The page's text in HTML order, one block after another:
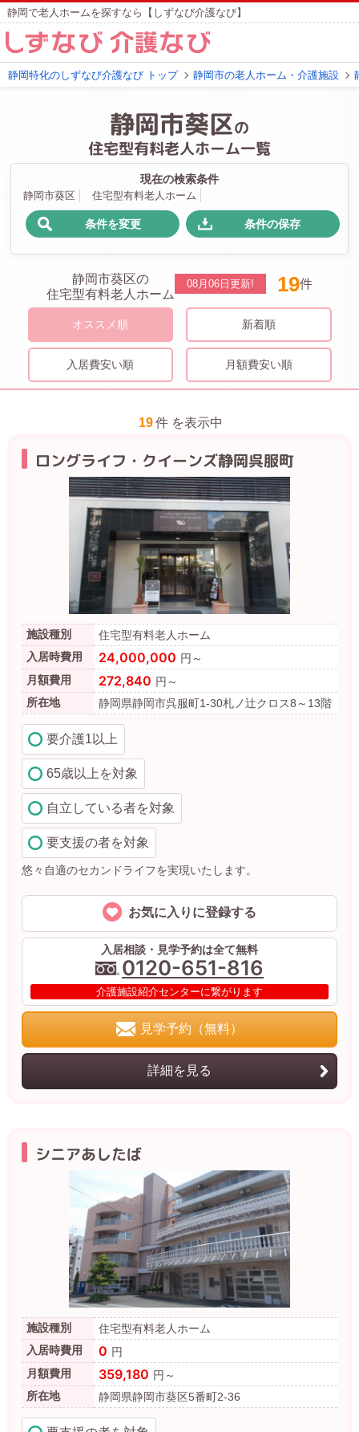
静岡で老人ホームを探すなら【しずなび介護なび】
静岡特化のしずなび介護なび トップ 静岡市の老人ホーム・介護施設
静岡市葵区の
住宅型有料老人ホーム一覧
現在の検索条件
静岡市葵区 住宅型有料老人ホーム
条件を変更 条件の保存
静岡市葵区の
住宅型有料老人ホーム
08月06日 更新! 19件
オススメ順 新着順
入居費安い順 月額費安い順
19件 を表示中
ロングライフ・クイーンズ静岡呉服町
悠々自適のセカンドライフを実現いたします。
施設種別
住宅型有料老人ホーム
入居時費用
24,000,000 円～
月額費用
272,840 円～
所在地
静岡県静岡市呉服町1-30札ノ辻クロス8～13階
要介護1以上
65歳以上を対象
自立している者を対象
要支援の者を対象
お気に入りに登録する
入居相談・見学予約は全て無料
0120-651-816
介護施設紹介センターに繋がります
見学予約（無料）
詳細を見る
シニアあしたば
施設種別
住宅型有料老人ホーム
入居時費用
0 円
月額費用
359,180 円～
所在地
静岡県静岡市葵区5番町2-36